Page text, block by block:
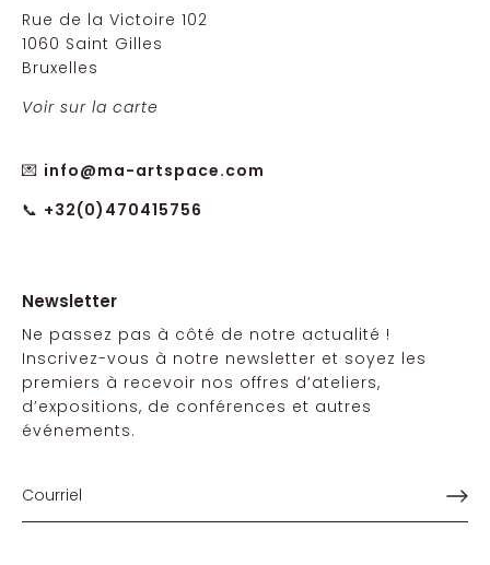
Rue de la Victoire 102
1060 Saint Gilles
Bruxelles
Voir sur la carte
💌 info@ma-artspace.com
📞 +32(0)470415756
Newsletter
Ne passez pas à côté de notre actualité !
Inscrivez-vous à notre newsletter et soyez les
premiers à recevoir nos offres d’ateliers,
d’expositions, de conférences et autres
événements.